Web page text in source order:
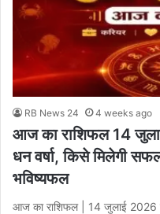
RB News 24 4 weeks ago
आज का राशिफल 14
धन वर्षा, किसे मिलेगी
भविष्यफल
आज का राशिफल | 14 जुलाई 2026